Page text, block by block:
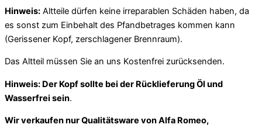
Hinweis: Altteile dürfen keine irreparablen Schäden haben, da
es sonst zum Einbehalt des Pfandbetrages kommen kann
(Gerissener Kopf, zerschlagener Brennraum).
Das Altteil müssen Sie an uns Kostenfrei zurücksenden.
Hinweis: Der Kopf sollte bei der Rücklieferung Öl und
Wasserfrei sein.
Wir verkaufen nur Qualitätsware von Alfa Romeo,